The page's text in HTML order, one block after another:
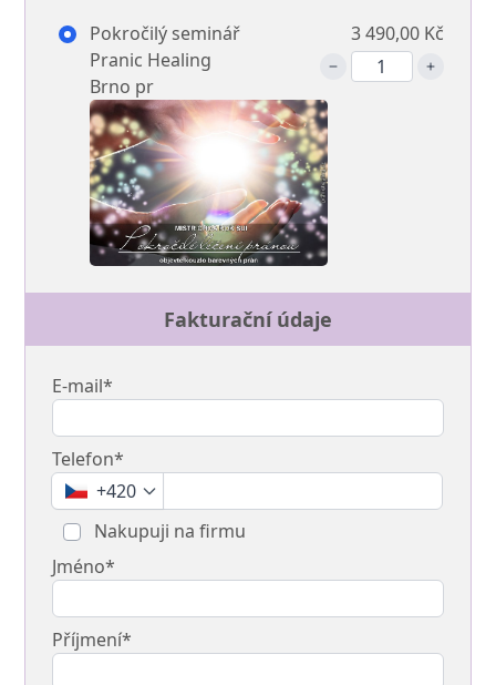
Pokročilý seminář
Pranic Healing
Brno pr
3 490,00 Kč
Fakturační údaje
E-mail*
Telefon*
+420
Nakupuji na firmu
Jméno*
Příjmení*